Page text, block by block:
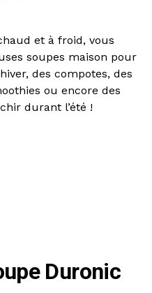
et à froid, vous
soupes maison pour
des compotes, des
ou encore des
durant l’été !
Duronic